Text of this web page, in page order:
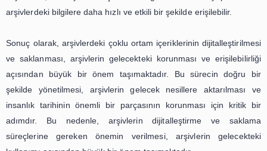
Arşivlerdeki çoklu ortam içeriklerinin dijitalleştirilmesi,
ve etkili bir yöntemdir. Dijitalleştirme, belgelerin,
videoların ve ses kayıtlarının dijital ortama
şekilde saklanması anlamına gelmektedir. Bu
olarak zarar görebilecek materyallerin korunması ve
sağlanmış olur.